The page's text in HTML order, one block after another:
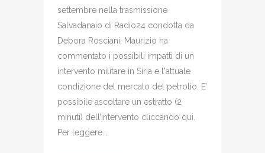
settembre nella trasmissione
Salvadanaio di Radio24 condotta da
Debora Rosciani; Maurizio ha
commentato i possibili impatti di un
intervento militare in Siria e l'attuale
condizione del mercato del petrolio. E’
possibile ascoltare un estratto (2
minuti) dell’intervento cliccando qui.
Per leggere...